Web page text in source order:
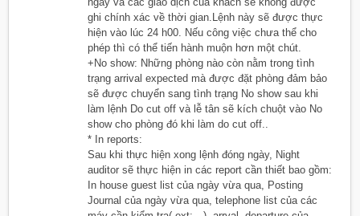
ghi chính xác về thời gian.Lệnh này sẽ được thực
hiện vào lúc 24 h00. Nếu công việc chưa thể cho
phép thì có thể tiến hành muộn hơn một chút.
+No show: Những phòng nào còn nằm trong tình
trạng arrival expected mà được đặt phòng đảm bảo
sẽ được chuyển sang tình trạng No show sau khi
làm lệnh Do cut off và lễ tân sẽ kích chuột vào No
show cho phòng đó khi làm do cut off..
* In reports:
Sau khi thực hiện xong lệnh đóng ngày, Night
auditor sẽ thực hiện in các report cần thiết bao gồm:
In house guest list của ngày vừa qua, Posting
Journal của ngày vừa qua, telephone list của các